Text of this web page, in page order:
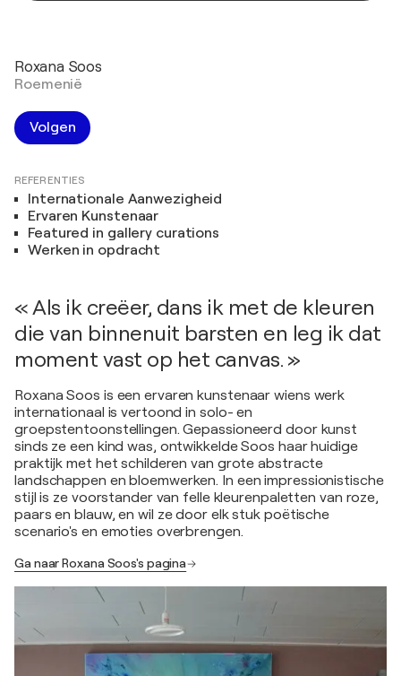
Roxana Soos
Roemenië
Volgen
REFERENTIES
Internationale Aanwezigheid
Ervaren Kunstenaar
Featured in gallery curations
Werken in opdracht
« Als ik creëer, dans ik met de kleuren
die van binnenuit barsten en leg ik dat
moment vast op het canvas. »
Roxana Soos is een ervaren kunstenaar wiens werk
internationaal is vertoond in solo- en
groepstentoonstellingen. Gepassioneerd door kunst
sinds ze een kind was, ontwikkelde Soos haar huidige
praktijk met het schilderen van grote abstracte
landschappen en bloemwerken. In een impressionistische
stijl is ze voorstander van felle kleurenpaletten van roze,
paars en blauw, en wil ze door elk stuk poëtische
scenario's en emoties overbrengen.
Ga naar Roxana Soos's pagina